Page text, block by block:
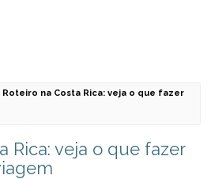
Roteiro na Costa Rica: veja o que fazer
Rica: veja o que fazer